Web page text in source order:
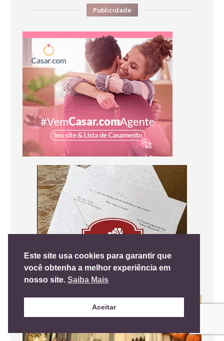
Publicidade
Este site usa cookies para garantir que
você obtenha a melhor experiência em
nosso site. Saiba Mais
Aceitar